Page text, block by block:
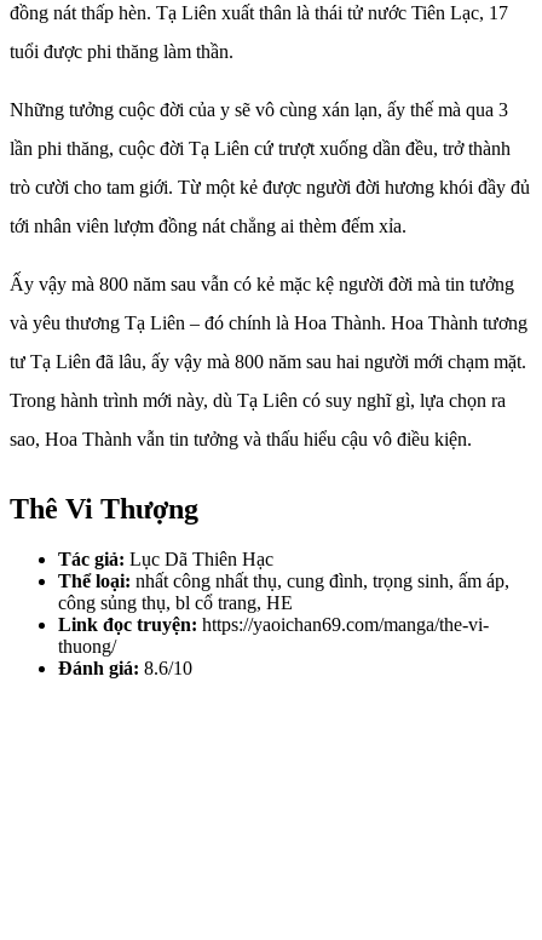
đồng nát thấp hèn. Tạ Liên xuất thân là thái tử nước Tiên Lạc, 17
tuổi được phi thăng làm thần.
Những tưởng cuộc đời của y sẽ vô cùng xán lạn, ấy thế mà qua 3
lần phi thăng, cuộc đời Tạ Liên cứ trượt xuống dần đều, trở thành
trò cười cho tam giới. Từ một kẻ được người đời hương khói đầy đủ
tới nhân viên lượm đồng nát chẳng ai thèm đếm xỉa.
Ấy vậy mà 800 năm sau vẫn có kẻ mặc kệ người đời mà tin tưởng
và yêu thương Tạ Liên – đó chính là Hoa Thành. Hoa Thành tương
tư Tạ Liên đã lâu, ấy vậy mà 800 năm sau hai người mới chạm mặt.
Trong hành trình mới này, dù Tạ Liên có suy nghĩ gì, lựa chọn ra
sao, Hoa Thành vẫn tin tưởng và thấu hiểu cậu vô điều kiện.
Thê Vi Thượng
Tác giả: Lục Dã Thiên Hạc
Thể loại: nhất công nhất thụ, cung đình, trọng sinh, ấm áp,
công sủng thụ, bl cổ trang, HE
Link đọc truyện: https://yaoichan69.com/manga/the-vi-
thuong/
Đánh giá: 8.6/10